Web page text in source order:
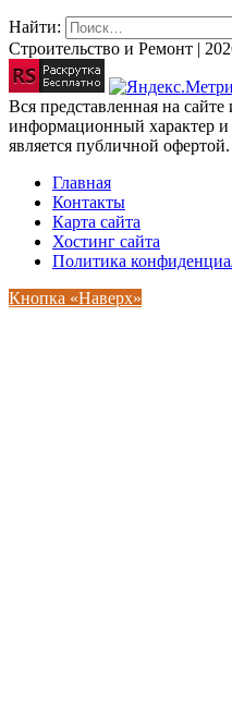
Найти:
Строительство и Ремонт |
Вся представленная на
информационный характер
является публичной офертой.
Главная
Контакты
Карта сайта
Хостинг сайта
Политика
Кнопка «Наверх»